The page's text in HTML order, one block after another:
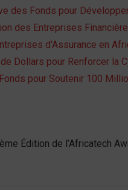
des Fonds pour
des Entreprises
d'Assurance en
Dollars pour Renforcer la
pour Soutenir 100
Édition de l’Africatech